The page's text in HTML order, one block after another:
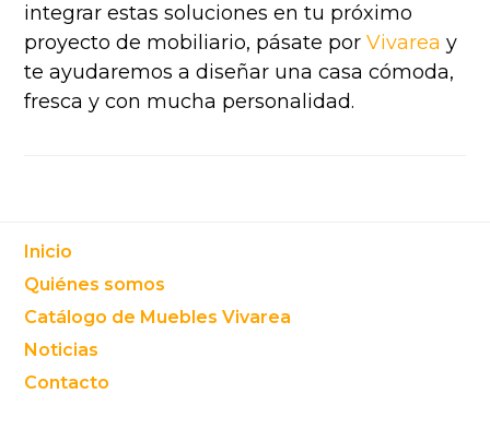
integrar estas soluciones en tu próximo
proyecto de mobiliario, pásate porVivarea y
te ayudaremos a diseñar una casa cómoda,
fresca y con mucha personalidad.
Footer
Inicio
Quiénes somos
Catálogo de Muebles Vivarea
Noticias
Contacto